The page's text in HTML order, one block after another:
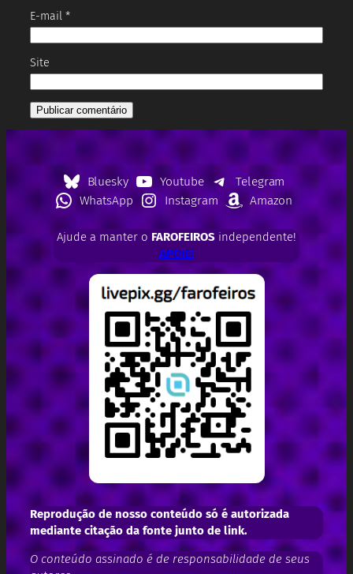
E-mail *
Site
Bluesky Youtube
Telegram
WhatsApp
Instagram Amazon
Ajude a manter o FAROFEIROSindependente!
APOIE!
Reprodução de nosso conteúdo só é autorizada
mediante citação da fonte junto de link.
O conteúdo assinado é de responsabilidade de seus